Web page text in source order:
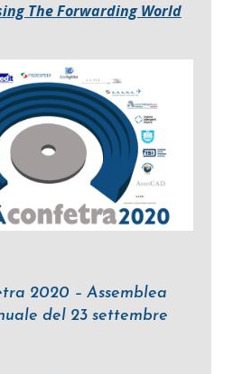
The Forwarding World
2020 – Assemblea
del 23 settembre